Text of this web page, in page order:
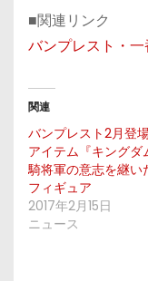
■関連リンク
バンプレスト・
関連
バンプレスト2月登
アイテム『キングダ
騎将軍の意志を継い
フィギュア
2017年2月15日
ニュース